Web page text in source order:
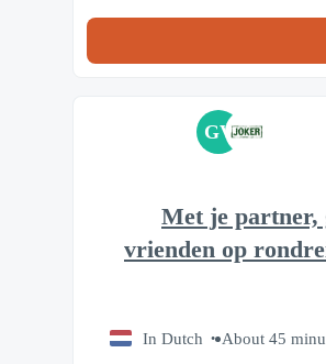
GV
Met je partner,
vrienden op
About 45
In Dutch